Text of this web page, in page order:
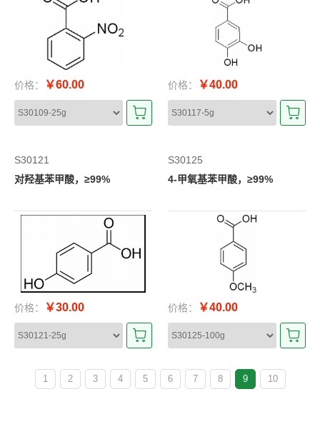
价格： ￥60.00 价格： ￥40.00
S30121
对羟基苯甲酸，≥99%
价格： ￥30.00
S30125
4-甲氧基苯甲酸，≥99%
价格： ￥40.00
1 2 3 4 5 6 7 8 9 10